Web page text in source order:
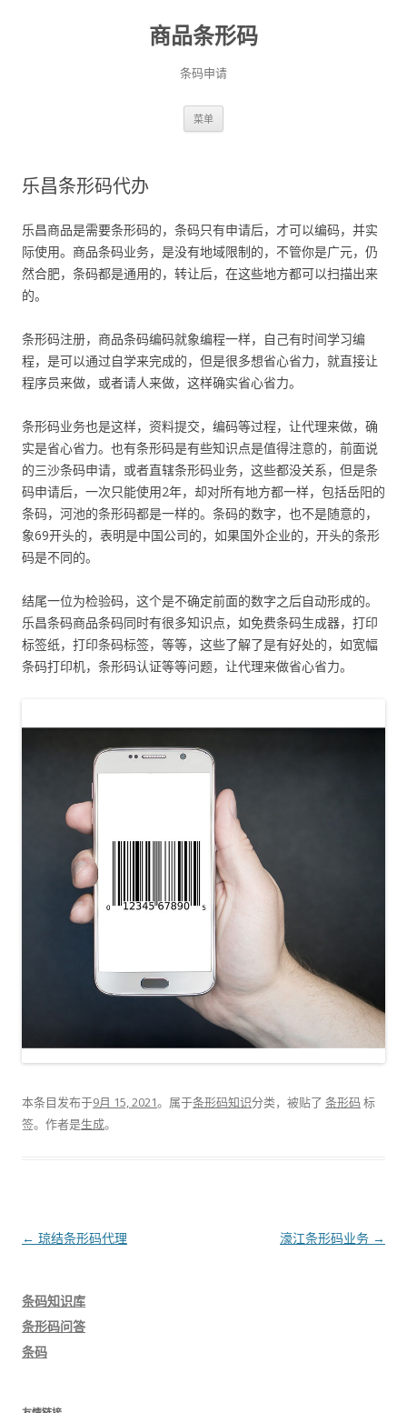
商品条形码
条码申请
菜单
乐昌条形码代办
乐昌商品是需要条形码的，条码只有申请后，才可以编码，并实
际使用。商品条码业务，是没有地域限制的，不管你是广元，仍
然合肥，条码都是通用的，转让后，在这些地方都可以扫描出来
的。
条形码注册，商品条码编码就象编程一样，自己有时间学习编
程，是可以通过自学来完成的，但是很多想省心省力，就直接让
程序员来做，或者请人来做，这样确实省心省力。
条形码业务也是这样，资料提交，编码等过程，让代理来做，确
实是省心省力。也有条形码是有些知识点是值得注意的，前面说
的三沙条码申请，或者直辖条形码业务，这些都没关系，但是条
码申请后，一次只能使用2年，却对所有地方都一样，包括岳阳的
条码，河池的条形码都是一样的。条码的数字，也不是随意的，
象69开头的，表明是中国公司的，如果国外企业的，开头的条形
码是不同的。
结尾一位为检验码，这个是不确定前面的数字之后自动形成的。
乐昌条码商品条码同时有很多知识点，如免费条码生成器，打印
标签纸，打印条码标签，等等，这些了解了是有好处的，如宽幅
条码打印机，条形码认证等等问题，让代理来做省心省力。
本条目发布于9月 15, 2021。属于条形码知识分类，被贴了 条形码 标
签。 作者是生成。
文
← 琼结条形码代理 濠江条形码业务 →
条码知识库
条形码问答
条码